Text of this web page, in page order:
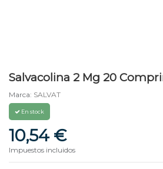
Salvacolina 2 Mg 20
Marca: SALVAT
En stock
10,54 €
Impuestos incluidos